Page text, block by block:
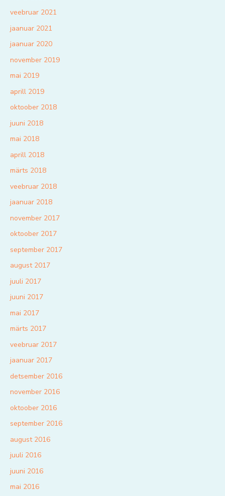
veebruar 2021
jaanuar 2021
jaanuar 2020
november 2019
mai 2019
aprill 2019
oktoober 2018
juuni 2018
mai 2018
aprill 2018
märts 2018
veebruar 2018
jaanuar 2018
november 2017
oktoober 2017
september 2017
august 2017
juuli 2017
juuni 2017
mai 2017
märts 2017
veebruar 2017
jaanuar 2017
detsember 2016
november 2016
oktoober 2016
september 2016
august 2016
juuli 2016
juuni 2016
mai 2016